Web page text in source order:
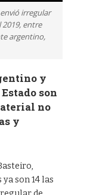
irregular
2019, entre
argentino,
y
son
no
y
son 14 las